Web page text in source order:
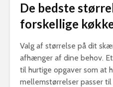
De bedste
forskellige
Valg af størrelse på dit
afhænger af dine behov.
til hurtige opgaver som at
mellemstørrelser passer til